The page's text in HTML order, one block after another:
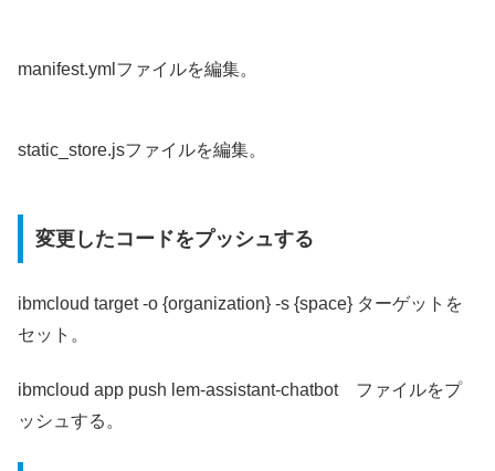
manifest.ymlファイルを編集。
static_store.jsファイルを編集。
変更したコードをプッシュする
ibmcloud target -o {organization} -s {space} ターゲットを
セット。
ibmcloud app push lem-assistant-chatbot ファイルをプ
ッシュする。